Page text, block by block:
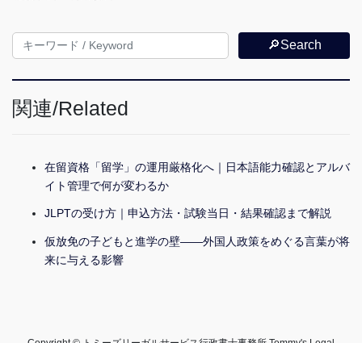
🔎Search
関連/Related
在留資格「留学」の運用厳格化へ｜日本語能力確認とアルバ
イト管理で何が変わるか
JLPTの受け方｜申込方法・試験当日・結果確認まで解説
仮放免の子どもと進学の壁――外国人政策をめぐる言葉が将
来に与える影響